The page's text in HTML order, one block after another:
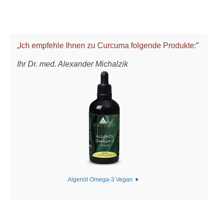
„Ich empfehle Ihnen zu Curcuma folgende Produkte:”
Ihr Dr. med. Alexander Michalzik
Algenöl Omega-3 Vegan